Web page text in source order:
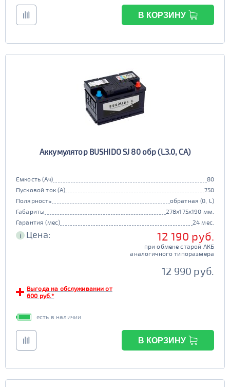
В КОРЗИНУ
Аккумулятор BUSHIDO SJ 80 обр (L3.0, CA)
Емкость (Ач)
80
Пусковой ток (А)
750
Полярность
обратная (0, L)
Габариты
278x175x190 мм.
Гарантия (мес)
24 мес.
i Цена: 12 190 руб.
при обмене старой АКБ
аналогичного типоразмера
12 990 руб.
Выгода на обслуживании от
600 руб.*
есть в наличии
В КОРЗИНУ